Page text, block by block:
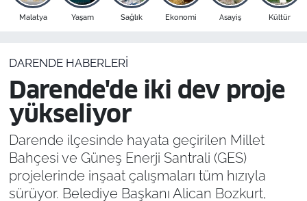
Malatya Yaşam Sağlık Ekonomi Asayiş Kültür
DARENDE HABERLERI
Darende'de iki dev proje
yükseliyor
Darende ilçesinde hayata geçirilen Millet
Bahçesi ve Güneş Enerji Santrali (GES)
projelerinde inşaat çalışmaları tüm hızıyla
sürüyor. Belediye Başkanı Alican Bozkurt,
Resmi İlanlar
Son Dakika Haberleri
Haber Arşivi